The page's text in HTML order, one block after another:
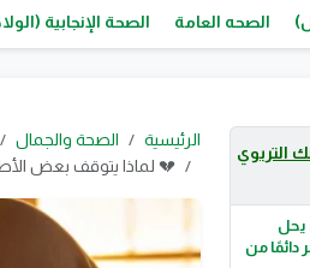
الصحه العامة الصحة الإنجابية
التربوي
يحل
دائمًا من
الرئيسية الصحة والجمال
💔 لماذا يتوقف بعض